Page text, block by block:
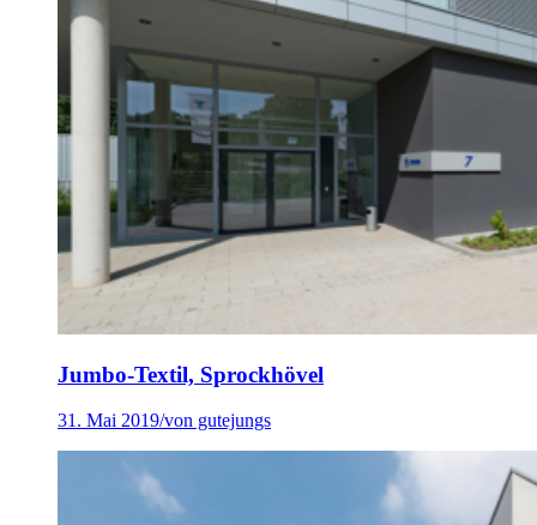
Jumbo-Textil, Sprockhövel
31. Mai 2019/von gutejungs